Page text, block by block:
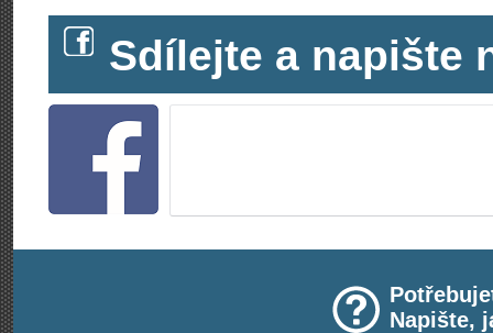
Sdílejte a napište
Napište,